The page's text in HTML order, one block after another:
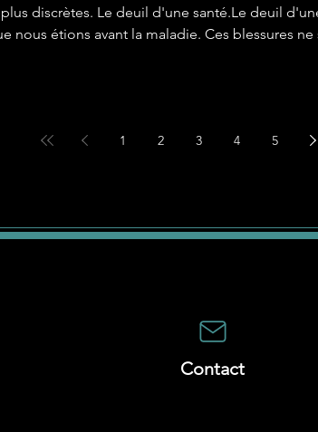
discrètes. Le deuil d'une santé.Le deuil
nous étions avant la maladie. Ces blessures
1 2 3 4 5
Contact